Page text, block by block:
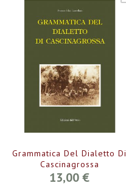
Grammatica Del Dialetto Di
Cascinagrossa
13,00 €